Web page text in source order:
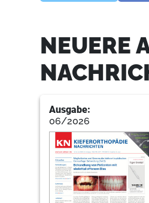
NEUERE
Ausgabe:
06/2026